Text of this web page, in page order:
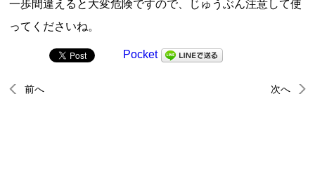
一歩間違えると大変危険ですので、じゅうぶん注意して使
ってくださいね。
Pocket
前へ 次へ